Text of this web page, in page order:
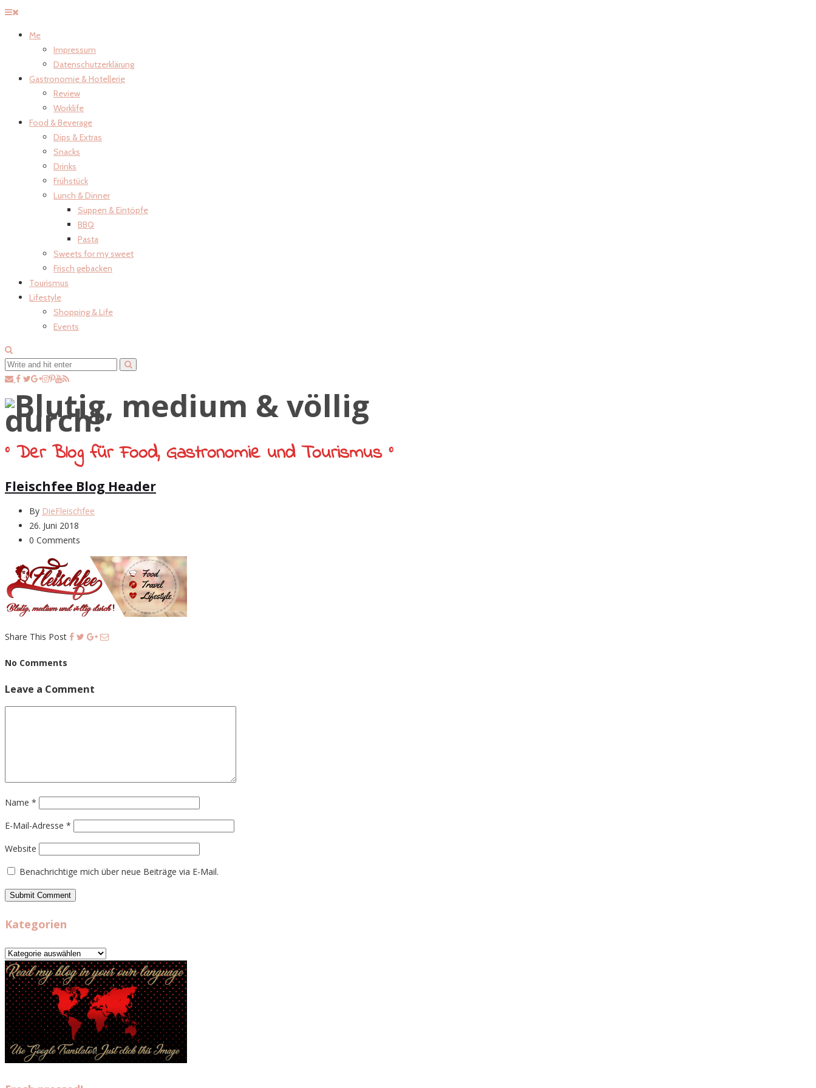
Me
Impressum
Datenschutzerklärung
Gastronomie & Hotellerie
Review
Worklife
Food & Beverage
Dips & Extras
Snacks
Drinks
Frühstück
Lunch & Dinner
Suppen & Eintöpfe
BBQ
Pasta
Sweets for my sweet
Frisch gebacken
Tourismus
Lifestyle
Shopping & Life
Events
° Der Blog für Food, Gastronomie und Tourismus °
Fleischfee Blog Header
By DieFleischfee
26. Juni 2018
0 Comments
Share This Post
No Comments
Leave a Comment
Name *
E-Mail-Adresse *
Website
Benachrichtige mich über neue Beiträge via E-Mail.
Kategorien
Kategorien